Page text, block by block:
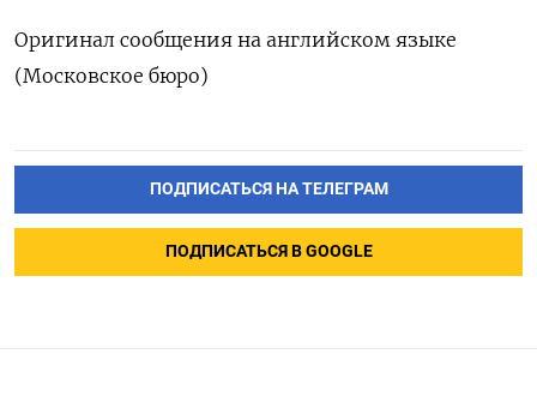
Оригинал сообщения на английском языке
(Московское бюро)
ПОДПИСАТЬСЯ НА ТЕЛЕГРАМ
ПОДПИСАТЬСЯ В GOOGLE